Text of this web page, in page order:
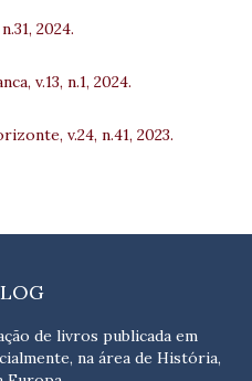
2024.
v.13, n.1, 2024.
v.24, n.41, 2023.
de livros publicada em
na área de História,